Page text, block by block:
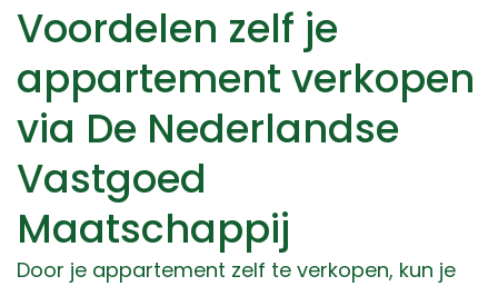
Voordelen zelf je
appartement verkopen
via De Nederlandse
Vastgoed
Maatschappij
Door je appartement zelf te verkopen, kun je